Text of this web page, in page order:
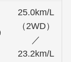
25.0km/L
（2WD）
／
23.2km/L